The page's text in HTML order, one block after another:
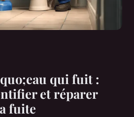
qui fuit :
et réparer
fuite